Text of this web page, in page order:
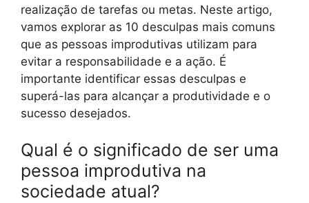
realização de tarefas ou metas. Neste artigo,
vamos explorar as 10 desculpas mais comuns
que as pessoas improdutivas utilizam para
evitar a responsabilidade e a ação. É
importante identificar essas desculpas e
superá-las para alcançar a produtividade e o
sucesso desejados.
Qual é o significado de ser uma
pessoa improdutiva na
sociedade atual?